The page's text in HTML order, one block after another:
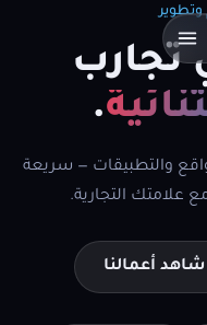
تجارب
.
والتطبيقات — سريعة
علامتك التجارية.
شاهد أعمالنا